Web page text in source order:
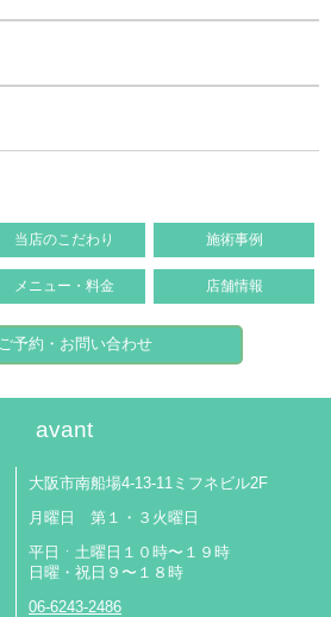
当店のこだわり 施術事例
メニュー・料金 店舗情報
ご予約・お問い合わせ
avant
大阪市南船場4-13-11ミフネビル2F
月曜日 第１・３火曜日
平日ㆍ土曜日１０時〜１９時
日曜・祝日９〜１８時
06-6243-2486